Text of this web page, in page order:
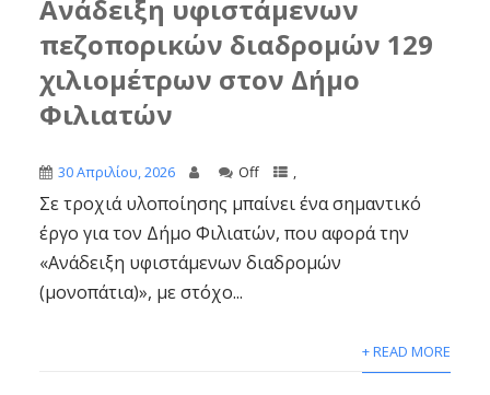
Ανάδειξη υφιστάμενων
πεζοπορικών διαδρομών 129
χιλιομέτρων στον Δήμο
Φιλιατών
30 Απριλίου, 2026 Off ,
Σε τροχιά υλοποίησης μπαίνει ένα σημαντικό
έργο για τον Δήμο Φιλιατών, που αφορά την
«Ανάδειξη υφιστάμενων διαδρομών
(μονοπάτια)», με στόχο...
+ READ MORE